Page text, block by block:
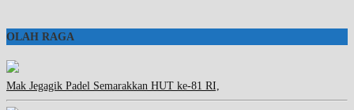
OLAH RAGA
Mak Jegagik Padel Semarakkan HUT ke-81 RI,